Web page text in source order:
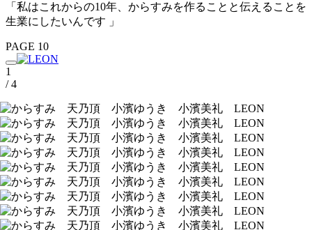
「私はこれからの10年、からすみを作ることと伝えることを
生業にしたいんです 」
PAGE 10
1
/ 4